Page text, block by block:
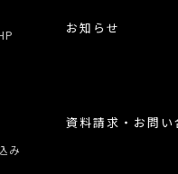
お知らせ
み
資料請求・お問い